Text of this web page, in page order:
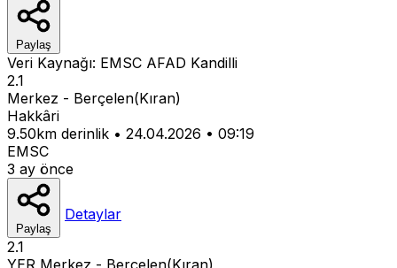
Paylaş
Veri Kaynağı: EMSC AFAD Kandilli
2.1
Merkez - Berçelen(Kıran)
Hakkâri
9.50km derinlik • 24.04.2026 • 09:19
EMSC
3 ay önce
Paylaş
Detaylar
2.1
YER Merkez - Berçelen(Kıran)